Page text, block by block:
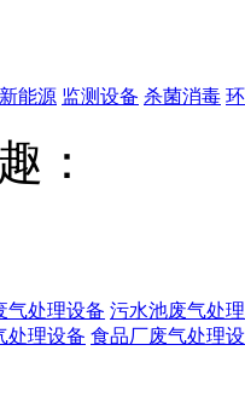
能源 监测设备 杀菌消毒
：
气处理设备 污水池废气处
处理设备 食品厂废气处理